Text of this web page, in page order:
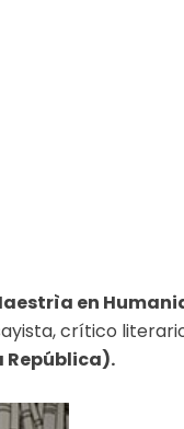
en
crítico
República).